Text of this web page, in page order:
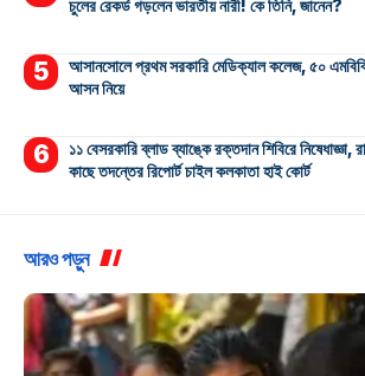
চুলের রেকর্ড গড়লেন ভারতীয় নারী! কে তিনি, জানেন?
আসানসোলে প্রথম সরকারি মেডিক্যাল কলেজ, ৫০
আসন নিয়ে
১১ বেসরকারি ব্লাড ব্যাঙ্কে রক্তদান শিবিরে নিষেধাজ্ঞা,
কাছে তদন্তের রিপোর্ট চাইল কলকাতা হাই কোর্ট
আরও পড়ুন